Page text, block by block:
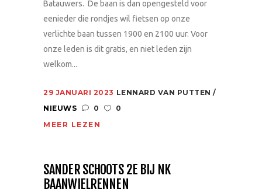
Batauwers. De baan is dan opengesteld voor
eenieder die rondjes wil fietsen op onze
verlichte baan tussen 1900 en 2100 uur. Voor
onze leden is dit gratis, en niet leden zijn
welkom...
29 JANUARI 2023 LENNARD VAN PUTTEN
NIEUWS
0
0
MEER LEZEN
SANDER SCHOOTS 2E BIJ NK
BAANWIELRENNEN